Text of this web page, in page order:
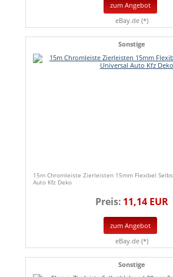
zum Angebot
eBay.de (*)
Sonstige
15m Chromleiste Zierleisten 15mm Flexibel
Auto Kfz Deko
Preis: 11,14 EUR
zum Angebot
eBay.de (*)
Sonstige